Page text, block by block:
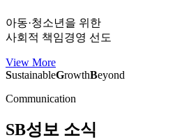
아동·청소년을 위한
사회적 책임경영 선도
View More
SustainableGrowthBeyond
Communication
SB성보 소식